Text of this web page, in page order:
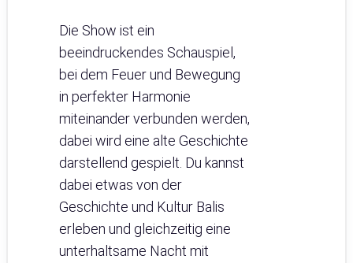
Die Show ist ein
beeindruckendes Schauspiel,
bei dem Feuer und Bewegung
in perfekter Harmonie
miteinander verbunden werden,
dabei wird eine alte Geschichte
darstellend gespielt. Du kannst
dabei etwas von der
Geschichte und Kultur Balis
erleben und gleichzeitig eine
unterhaltsame Nacht mit